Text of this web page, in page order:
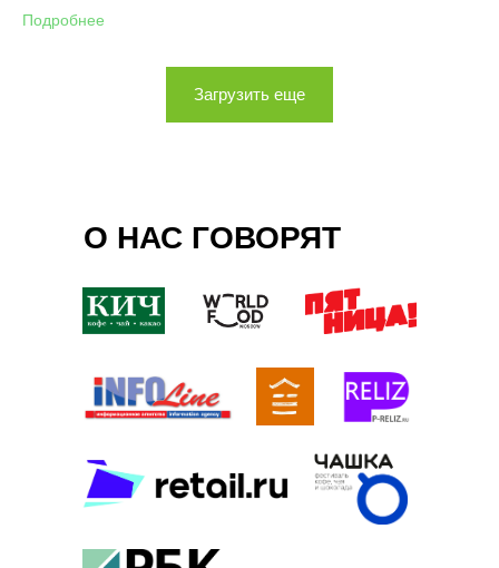
Подробнее
Загрузить еще
О НАС ГОВОРЯТ